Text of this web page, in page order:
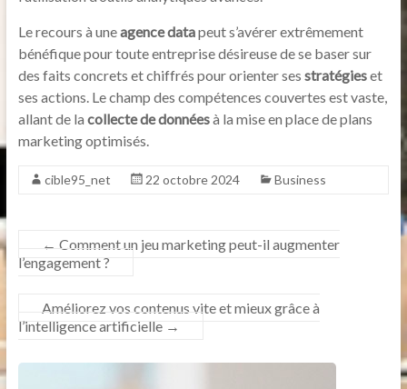
Le recours à uneagence datapeut s’avérer extrêmement
bénéfique pour toute entreprise désireuse de se baser sur
des faits concrets et chiffrés pour orienter ses stratégieset
ses actions. Le champ des compétences couvertes est vaste,
allant de la collecte de donnéesà la mise en place de plans
marketing optimisés.
cible95_net 22 octobre 2024 Business
← Comment un jeu marketing peut-il augmenter
l’engagement ?
Améliorez vos contenus vite et mieux grâce à
l’intelligence artificielle →